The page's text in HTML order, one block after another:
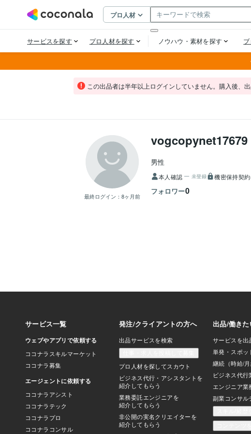
この出品者は半年以上ログインしていません。購入後、
最終ログイン： 8ヶ月前
vogcopynet17679
男性
本人確認 未登録 機密保持契
フォロワー0